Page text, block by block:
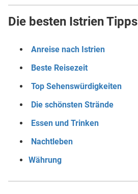
Die besten Istrien Tipps
Anreise nach Istrien
Beste Reisezeit
Top Sehenswürdigkeiten
Die schönsten Strände
Essen und Trinken
Nachtleben
Währung